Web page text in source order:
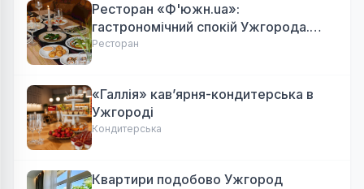
Ресторан «Ф'южн.ua»:
гастрономічний спокій Ужгорода.
Авторська локальна кухня, затишок
Ресторан
«Галлія» кав’ярня-кондитерська в
Ужгороді
Кондитерська
Квартири подобово Ужгород